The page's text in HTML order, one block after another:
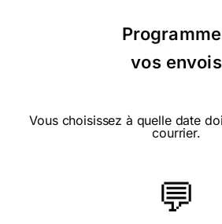
candide que les
⭐⭐⭐⭐ le 14/
le cochon, le
vos envois
Vous choisissez à quelle date
courrier.
💬